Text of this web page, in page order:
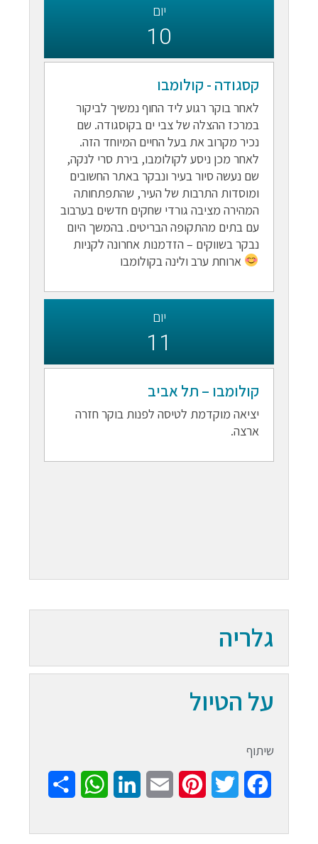
יום
10
קסגודה - קולומבו
לאחר בוקר רגוע ליד החוף נמשיך לביקור
במרכז ההצלה של צבי ים בקוסגודה. שם
נכיר מקרוב את בעל החיים המיוחד הזה.
לאחר מכן ניסע לקולומבו, בירת סרי לנקה,
שם נעשה סיור בעיר ונבקר באתר החשובים
ומוסדות התרבות של העיר, שהתפתחותה
המהירה מציבה גורדי שחקים חדשים בערבוב
עם בתים מהתקופה הבריטים. בהמשך היום
נבקר בשווקים – הזדמנות אחרונה לקניות
ארוחת ערב ולינה בקולומבו
יום
11
קולומבו – תל אביב
יציאה מוקדמת לטיסה לפנות בוקר חזרה
ארצה.
גלריה
על הטיול
שיתוף
Facebook
Twitter
Pinterest
Email
LinkedIn
WhatsApp